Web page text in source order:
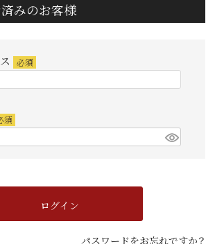
みのお客様
ス
ログイン
パスワードをお忘れですか？